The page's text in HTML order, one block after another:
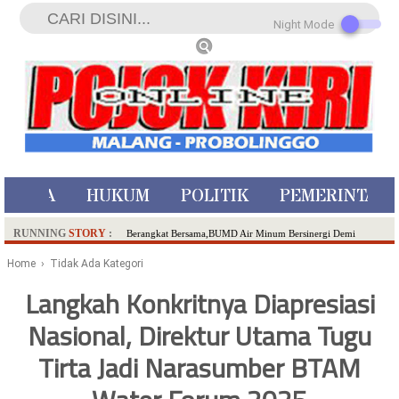
HUKUM POLITIK
RUNNING STORY : Berangkat Bersama,BUMD Air Minum Bersinergi Demi
Ditangkap di Kediri,Satu Buron
SDN Sumberejo 02 Kota Batu Kembangkan Program Inovasi
Literasi Melalui LASKAR JODA, Usung Filosofi Gelar Sehelai
Tikar
Ambulance Dari Berbagai Daerah Padati Kota Wisata Batu
Home › Tidak Ada Kategori
Langkah Konkritnya Diapresiasi
Nasional, Direktur Utama Tugu
Tirta Jadi Narasumber BTAM
Night Mode